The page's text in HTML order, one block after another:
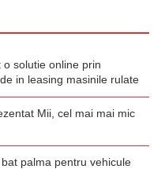
solutie online prin
in leasing masinile rulate
Mii, cel mai mai mic
palma pentru vehicule